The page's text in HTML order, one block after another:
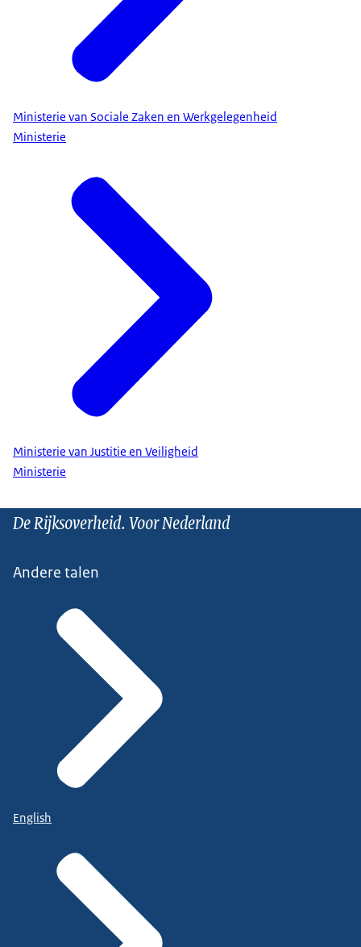
Ministerie van Sociale Zaken en Werkgelegenheid
Ministerie
Ministerie van Justitie en Veiligheid
Ministerie
De Rijksoverheid. Voor Nederland
Andere talen
English